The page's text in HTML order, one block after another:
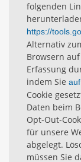
folgenden
https://
Alternativ
Browsern
Erfassung
indem Sie
Cookie
Daten beim
Opt-Out-
für unsere
abgelegt.
müssen Sie